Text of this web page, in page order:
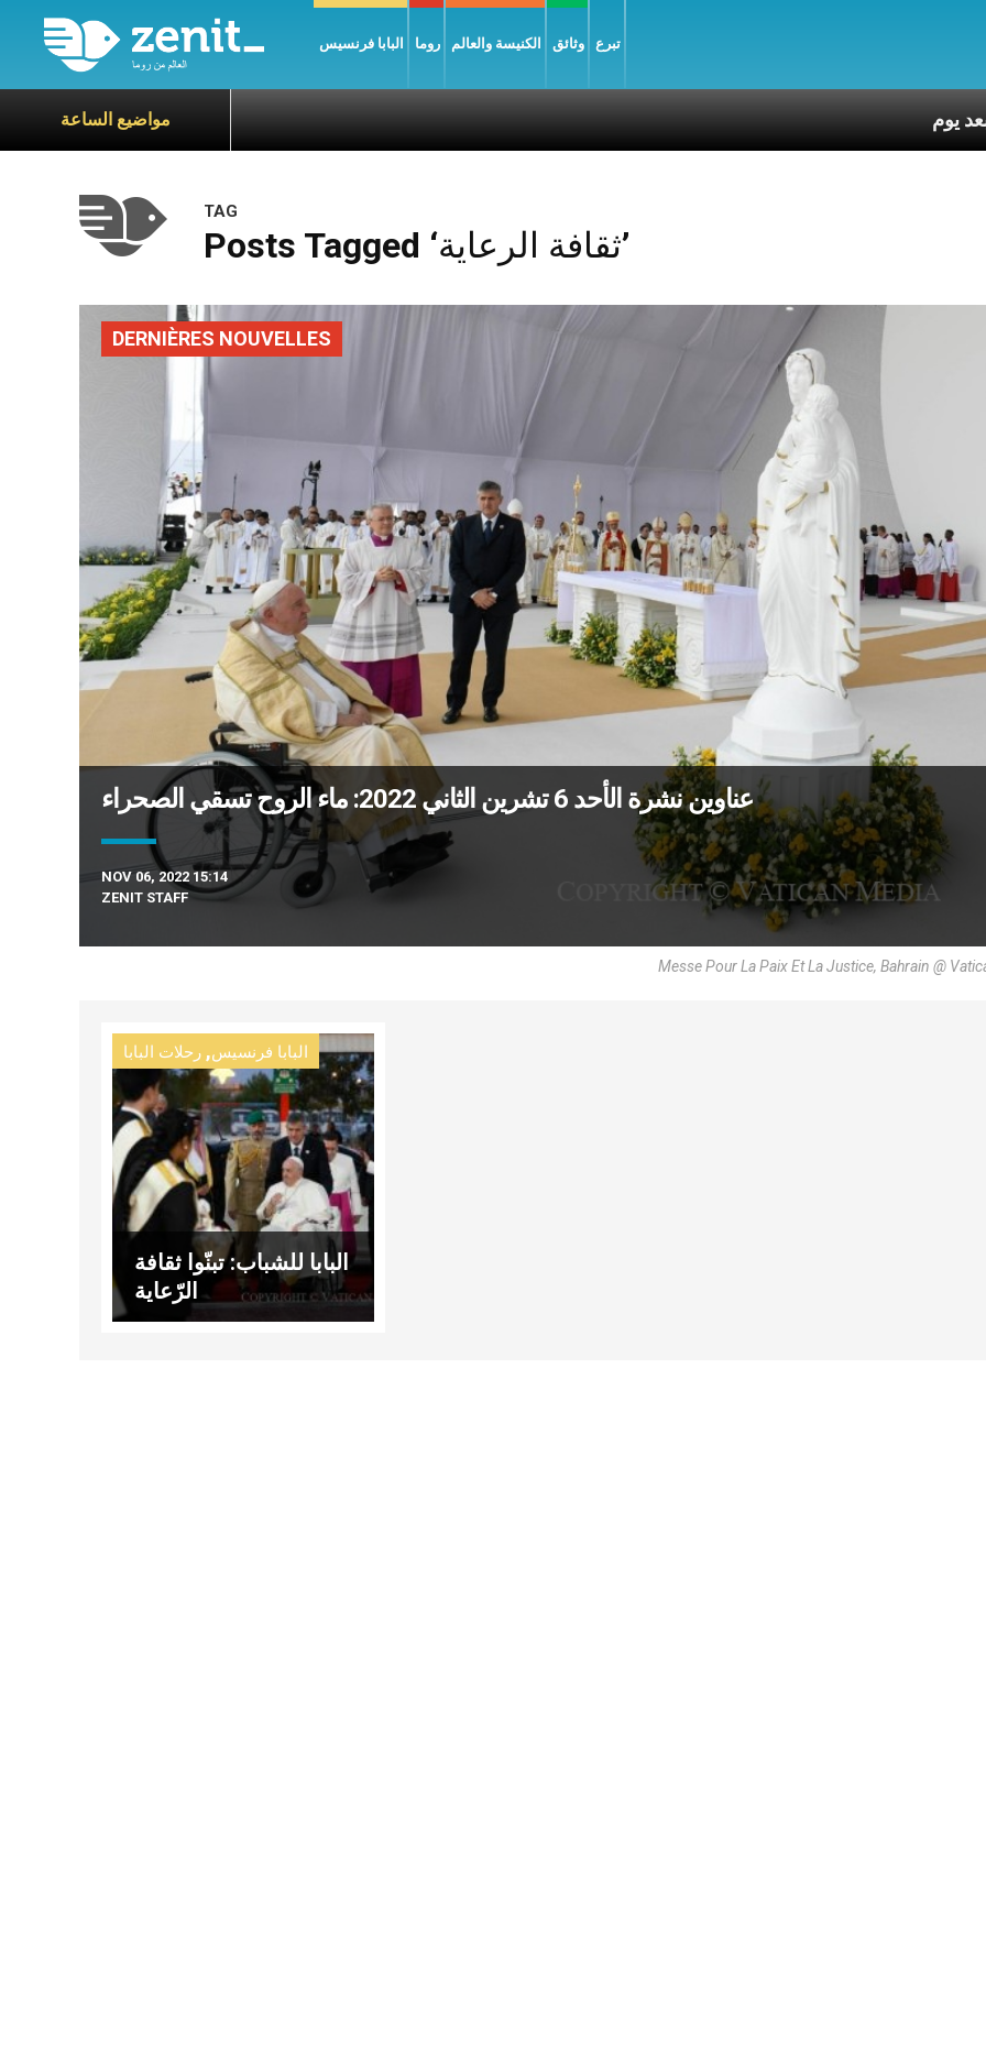
البابا فرنسيس روما الكنيسة والعالم وثائق تبرع
مواضيع الساعة
TAG
Posts Tagged ‘ثقافة الرعاية’
DERNIÈRES NOUVELLES
عناوين نشرة الأحد 6 تشرين الثاني 2022: ماء الروح تسقي الصحراء
NOV 06, 2022 15:14
ZENIT STAFF
Messe Pour La Paix Et La Justice, Bahrain @
البابا فرنسيس, رحلات البابا
البابا للشباب: تبنّوا ثقافة
الرّعاية